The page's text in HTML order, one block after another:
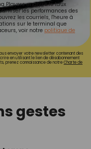
Players analyse le taux
les performances des
les courriels, l'heure à
sur le terminal que
voir notre politique de
envoyer votre newsletter contenant des
en utilisant le lien de désabonnement
prenez connaissance de notreCharte de
gestes